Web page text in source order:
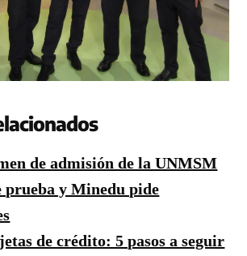
de admisión de la UNMSM
prueba y Minedu pide
de crédito: 5 pasos a seguir